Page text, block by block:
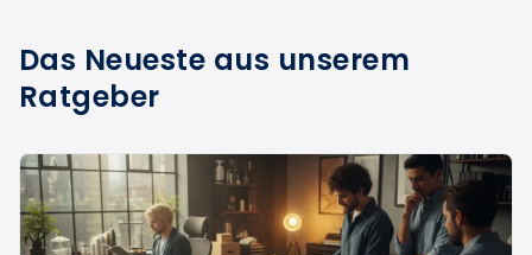
Das Neueste aus unserem
Ratgeber